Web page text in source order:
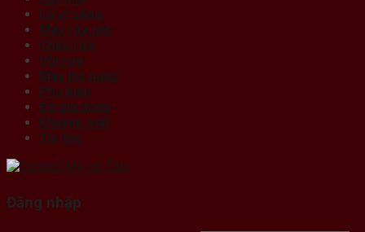
Lò vi sóng
Máy rửa bát
Chậu rửa
Vòi rửa
Máy lọc nước
Phụ kiện
Đồ gia dụng
Khuyến mãi
Tin tức
Đăng nhập